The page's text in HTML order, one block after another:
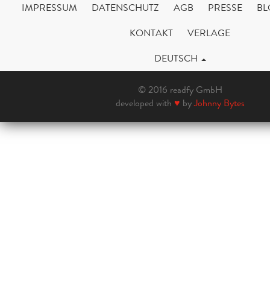
IMPRESSUM DATENSCHUTZ AGB PRESSE
KONTAKT
VERLAGE
DEUTSCH
© 2016 readfy GmbH
developed with ♥ byJohnny Bytes